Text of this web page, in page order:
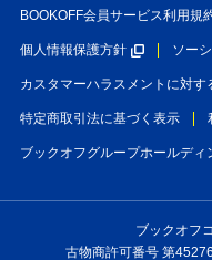
BOOKOFF会員サービス利用規
個人情報保護方針 ソー
カスタマーハラスメントに対す
特定商取引法に基づく表示
ブックオフグループホールディ
ブックオフ
古物商許可番号 第